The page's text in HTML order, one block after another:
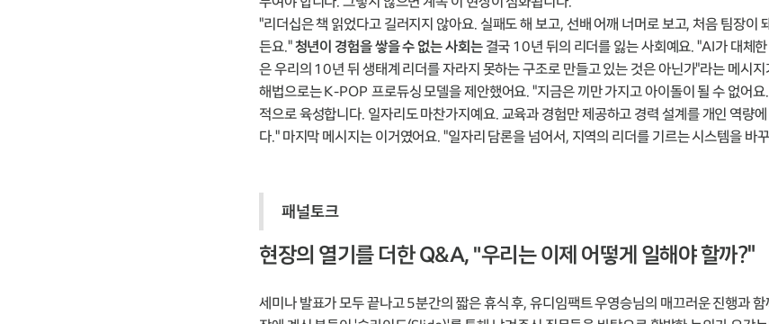
"리더십은 책 읽었다고 길러지지 않아요. 실패도 해 보고, 선배 어깨 너머로 보고, 처음 팀장이
든요."청년이 경험을 쌓을 수 없는 사회는 결국 10년 뒤의 리더를 잃는 사회예요. "AI가 대체
은 우리의 10년 뒤 생태계 리더를 자라지 못하는 구조로 만들고 있는 것은 아닌가"라는 메시
해법으로는 K-POP 프로듀싱 모델을 제안했어요. "지금은 끼만 가지고 아이돌이 될 수 없어
적으로 육성합니다. 일자리도 마찬가지예요. 교육과 경험만 제공하고 경력 설계를 개인 역량
다." 마지막 메시지는 이거였어요. "일자리 담론을 넘어서, 지역의 리더를 기르는 시스템을 바
패널토크
현장의 열기를 더한 Q&A, "우리는 이제 어떻게 일해야 할까?"
세미나 발표가 모두 끝나고 5분간의 짧은 휴식 후, 유디임팩트 우영승님의 매끄러운 진행과